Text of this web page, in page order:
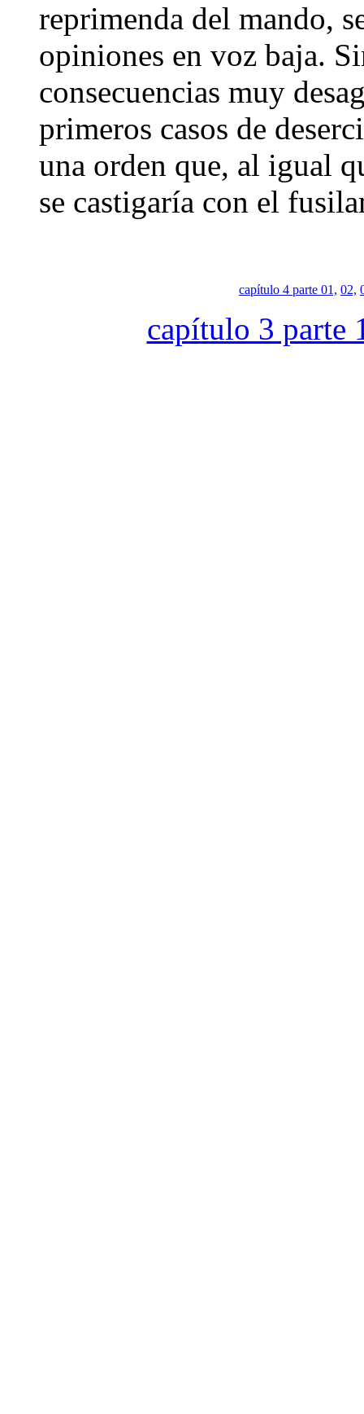
reprimenda del mando,
opiniones en voz baja.
consecuencias muy
primeros casos de
una orden que, al igual
se castigaría con el
capítulo 4 parte 01, 02,
capítulo 3 parte